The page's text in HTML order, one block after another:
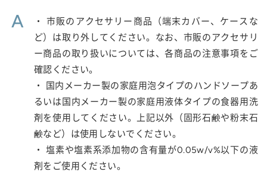
A
・ 市販のアクセサリー商品（端末カバー、ケースな
ど）は取り外してください。なお、市販のアクセサリ
ー商品の取り扱いについては、各商品の注意事項をご
確認ください。
・ 国内メーカー製の家庭用泡タイプのハンドソープあ
るいは国内メーカー製の家庭用液体タイプの食器用洗
剤を使用してください。上記以外（固形石鹸や粉末石
鹸など）は使用しないでください。
・ 塩素や塩素系添加物の含有量が0.05w/v%以下の液
剤をご使用ください。